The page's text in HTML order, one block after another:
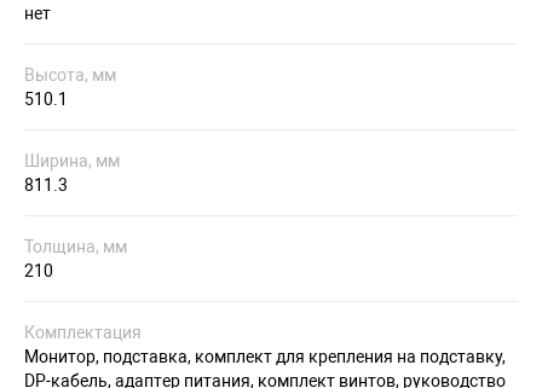
нет
Высота, мм
510.1
Ширина, мм
811.3
Толщина, мм
210
Комплектация
Монитор, подставка, комплект для крепления на подставку,
DP-кабель, адаптер питания, комплект винтов, руководство